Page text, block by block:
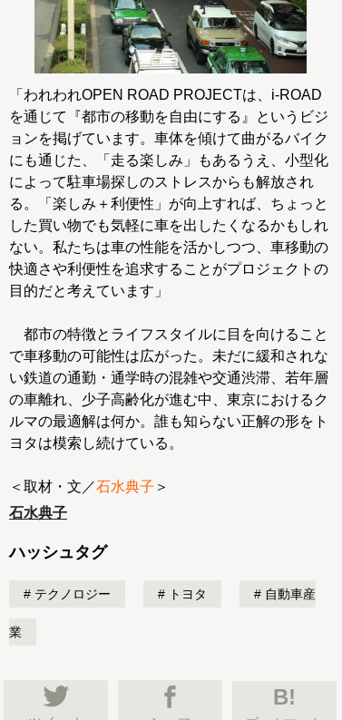
「われわれOPEN ROAD PROJECTは、i-ROAD
を通じて『都市の移動を自由にする』というビジ
ョンを掲げています。車体を傾けて曲がるバイク
にも通じた、「走る楽しみ」もあるうえ、小型化
によって駐車場探しのストレスからも解放され
る。「楽しみ＋利便性」が向上すれば、ちょっと
した買い物でも気軽に車を出したくなるかもしれ
ない。私たちは車の性能を活かしつつ、車移動の
快適さや利便性を追求することがプロジェクトの
目的だと考えています」
都市の特徴とライフスタイルに目を向けること
で車移動の可能性は広がった。未だに緩和されな
い鉄道の通勤・通学時の混雑や交通渋滞、若年層
の車離れ、少子高齢化が進む中、東京におけるク
ルマの最適解は何か。誰も知らない正解の形をト
ヨタは模索し続けている。
＜取材・文／石水典子 ＞
石水典子
ハッシュタグ
テクノロジー トヨタ 自動車産
業
B!